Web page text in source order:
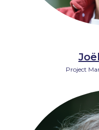
Project